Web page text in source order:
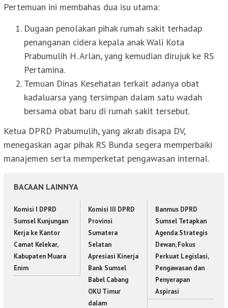
Pertemuan ini membahas dua isu utama:
Dugaan penolakan pihak rumah sakit terhadap
penanganan cidera kepala anak Wali Kota
Prabumulih H. Arlan, yang kemudian dirujuk ke RS
Pertamina.
Temuan Dinas Kesehatan terkait adanya obat
kadaluarsa yang tersimpan dalam satu wadah
bersama obat baru di rumah sakit tersebut.
Ketua DPRD Prabumulih, yang akrab disapa DV,
menegaskan agar pihak RS Bunda segera memperbaiki
manajemen serta memperketat pengawasan internal.
BACAAN LAINNYA
Komisi I DPRD
Sumsel Kunjungan
Kerja ke Kantor
Camat Kelekar,
Kabupaten Muara
Enim
Komisi III DPRD
Provinsi
Sumatera
Selatan
Apresiasi Kinerja
Bank Sumsel
Babel Cabang
OKU Timur
dalam
Banmus DPRD
Sumsel Tetapkan
Agenda Strategis
Dewan, Fokus
Perkuat Legislasi,
Pengawasan dan
Penyerapan
Aspirasi